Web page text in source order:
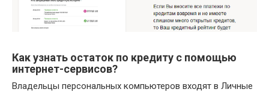
Как узнать остаток по кредиту с помощью
интернет-сервисов?
Владельцы персональных компьютеров входят в Личные